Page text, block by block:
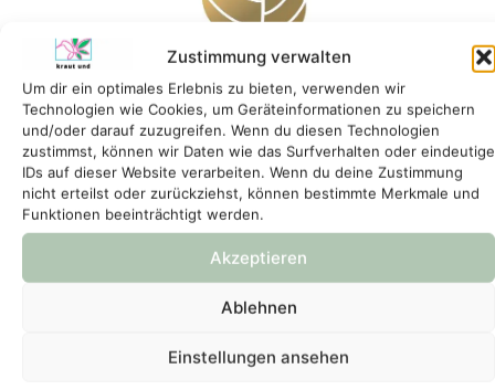
Zustimmung verwalten
Um dir ein optimales Erlebnis zu bieten, verwenden wir
Technologien wie Cookies, um Geräteinformationen zu speichern
und/oder darauf zuzugreifen. Wenn du diesen Technologien
zustimmst, können wir Daten wie das Surfverhalten oder eindeutige
IDs auf dieser Website verarbeiten. Wenn du deine Zustimmung
nicht erteilst oder zurückziehst, können bestimmte Merkmale und
Funktionen beeinträchtigt werden.
Akzeptieren
Ablehnen
Einstellungen ansehen